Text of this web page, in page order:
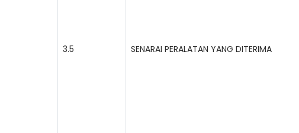
3.5 SENARAI PERALATAN YANG DITERIMA